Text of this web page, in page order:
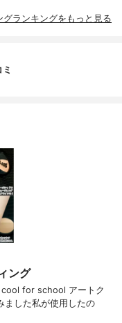
グランキングをもっと見る
ング
cool for school アートク
ました私が使用したの